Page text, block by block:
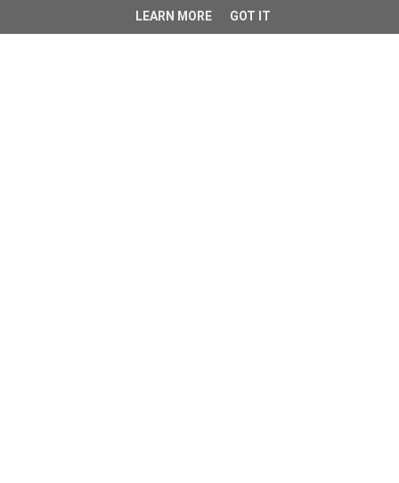
LEARN MORE GOT IT